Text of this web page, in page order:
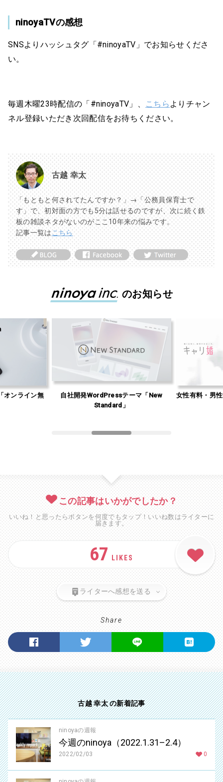
ninoyaTVの感想
SNSよりハッシュタグ「#ninoyaTV」でお知らせくださ
い。
毎週木曜23時配信の「#ninoyaTV」、 こちら よりチャン
ネル登録いただき次回配信をお待ちください。
古越 幸太
「もともと何されてたんですか？」→「公務員保育士で
す」で、初対面の方でも5分は話せるのですが、次に続く鉄
板の雑談ネタがないのがここ10年来の悩みです。
記事一覧はこちら
のお知らせ
オンライン無
自社開発WordPressテーマ「New
Standard」
女性有料・男
この記事はいかがでしたか？
いいね！と思ったらボタンを何度でもタップ！いいね数はライターに
届きます。
67 LIKES
ライターへ感想を送る
Share
古越 幸太 の新着記事
ninoyaの週報
今週のninoya（2022.1.31–2.4）
2022/02/03 0